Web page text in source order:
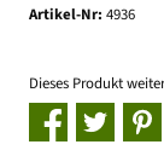
Artikel-Nr: 4936
Dieses Produkt